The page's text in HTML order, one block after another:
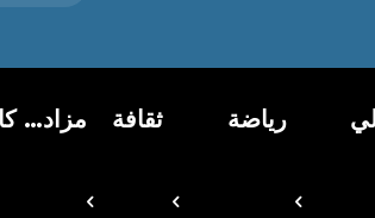
رياضة ثقافة مزاد…